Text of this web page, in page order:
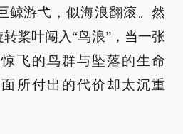
鲸游弋，似海浪翻滚。然
桨叶闯入“鸟浪”，当一张
飞的鸟群与坠落的生命
所付出的代价却太沉重